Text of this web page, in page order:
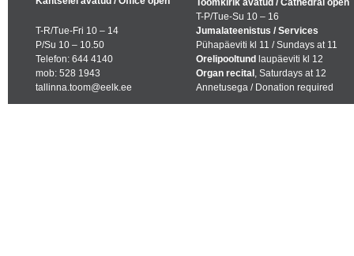
T-R/Tue-Fri 10 – 14
P/Su 10 – 10.50
Telefon: 644 4140
mob: 528 1943
tallinna.toom@eelk.ee
Toomkirik avatud / Cathedral open
T-P/Tue-Su 10 – 16
Jumalateenistus / Services
Pühapäeviti kl 11 / Sundays at 11
Orelipooltund laupäeviti kl 12
Organ recital , Saturdays at 12
Annetusega / Donation required